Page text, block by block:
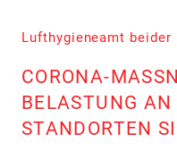
Lufthygieneamt beider
CORONA-
BELASTUNG AN
STANDORTEN